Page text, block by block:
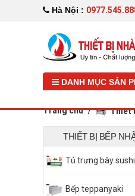
Hà Nội :
DANH MỤC SẢN
Trang chủ Thiết
THIẾT BỊ BẾP
Tủ trưng bày sushi
Bếp teppanyaki